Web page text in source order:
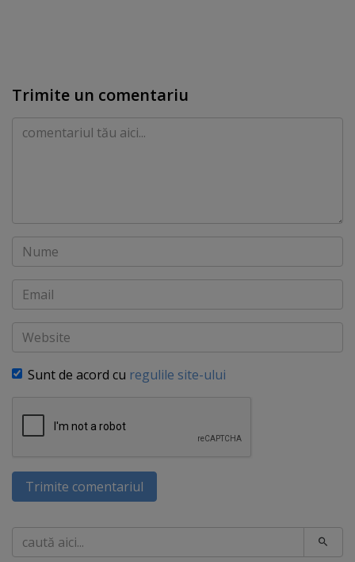
Trimite un comentariu
Comentariu
Nume
Email
Website
Sunt de acord cu regulile site-ului
Trimite comentariul
Caută